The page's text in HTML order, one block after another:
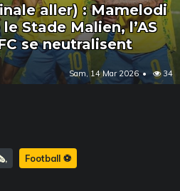
aller) : Mamelodi
Stade Malien, l’AS
se neutralisent
Sam, 14 Mar 2026 34
Football ⚽️